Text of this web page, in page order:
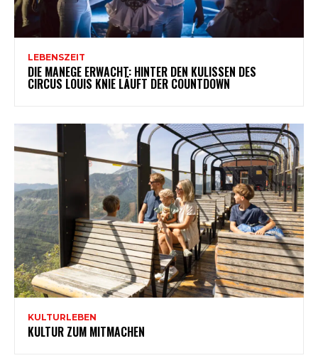
LEBENSZEIT
DIE MANEGE ERWACHT: HINTER DEN KULISSEN DES
CIRCUS LOUIS KNIE LÄUFT DER COUNTDOWN
KULTURLEBEN
KULTUR ZUM MITMACHEN